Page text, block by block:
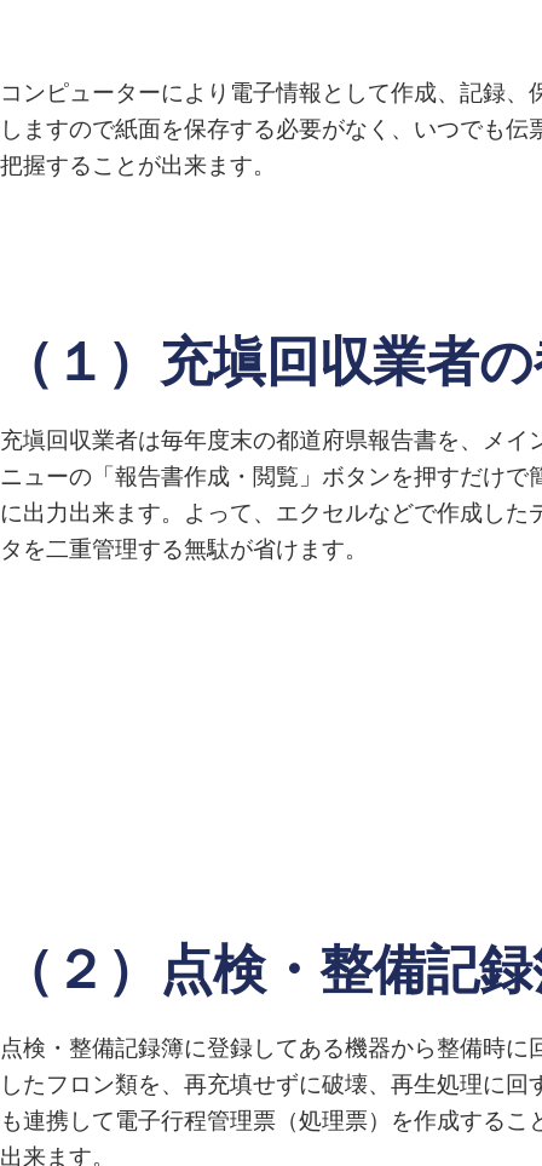
コンピューターにより電子情報として作成、記録、
しますので紙面を保存する必要がなく、いつでも伝
把握することが出来ます。
（１）充塡回収業者
充塡回収業者は毎年度末の都道府県報告書を、メイ
ニューの「報告書作成・閲覧」ボタンを押すだけで
に出力出来ます。よって、エクセルなどで作成した
タを二重管理する無駄が省けます。
（２）点検・整備記
点検・整備記録簿に登録してある機器から整備時に
したフロン類を、再充填せずに破壊、再生処理に回
も連携して電子行程管理票（処理票）を作成するこ
出来ます。